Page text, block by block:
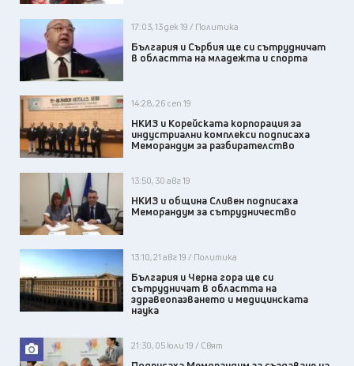
17:03, 13 дек 19 / Политика
България и Сърбия ще си сътрудничат
в областта на младежта и спорта
14:28, 26 сеп 19
НКИЗ и Корейската корпорация за
индустриални комплекси подписаха
Меморандум за разбирателство
13:50, 30 авг 19
НКИЗ и община Сливен подписаха
Меморандум за сътрудничество
13:10, 21 авг 19 / Политика
България и Черна гора ще си
сътрудничат в областта на
здравеопазването и медицинската
наука
21:30, 05 юли 19 / Свят